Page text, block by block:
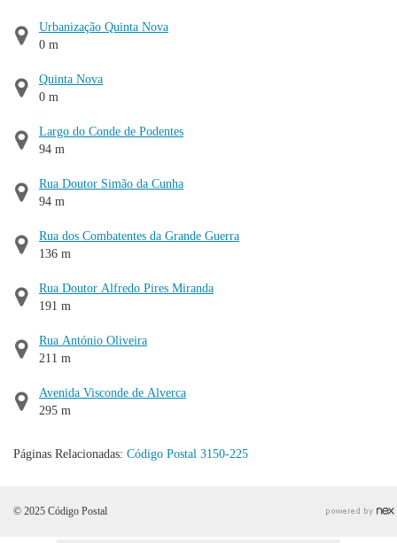
Urbanização Quinta Nova
0 m
Quinta Nova
0 m
Largo do Conde de Podentes
94 m
Rua Doutor Simão da Cunha
94 m
Rua dos Combatentes da Grande Guerra
136 m
Rua Doutor Alfredo Pires Miranda
191 m
Rua António Oliveira
211 m
Avenida Visconde de Alverca
295 m
Páginas Relacionadas: Código Postal 3150-225
© 2025 Código Postal